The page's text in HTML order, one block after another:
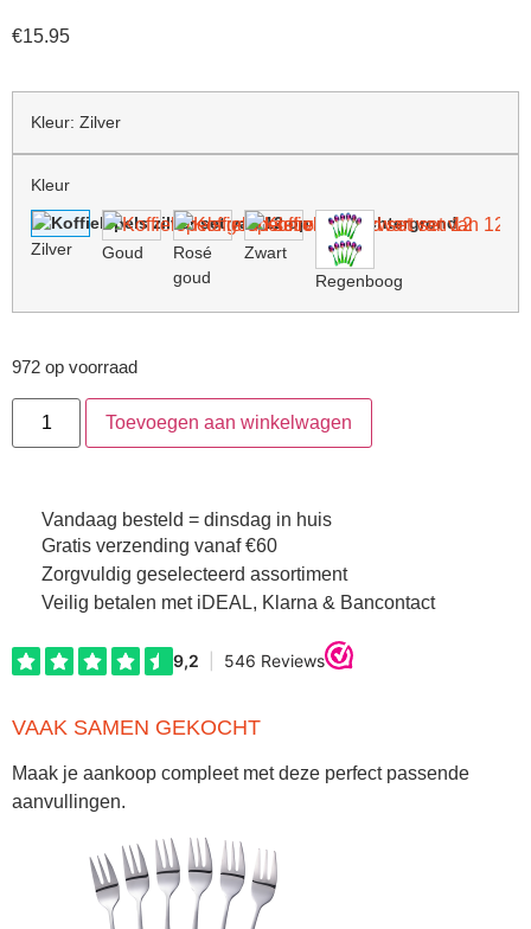
€15.95
Kleur: Zilver
Kleur
Zilver Goud
Rosé
goud
Zwart
Regenboog
972 op voorraad
Toevoegen aan winkelwagen
Vandaag besteld = dinsdag in huis
Gratis verzending vanaf €60
Zorgvuldig geselecteerd assortiment
Veilig betalen met iDEAL, Klarna & Bancontact
VAAK SAMEN GEKOCHT
Maak je aankoop compleet met deze perfect passende
aanvullingen.